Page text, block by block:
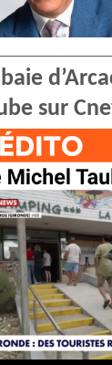
sur